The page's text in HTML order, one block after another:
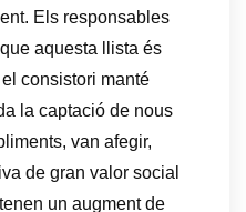
Els responsables
aquesta llista és
consistori manté
la captació de nous
van afegir,
de gran valor social
un augment de